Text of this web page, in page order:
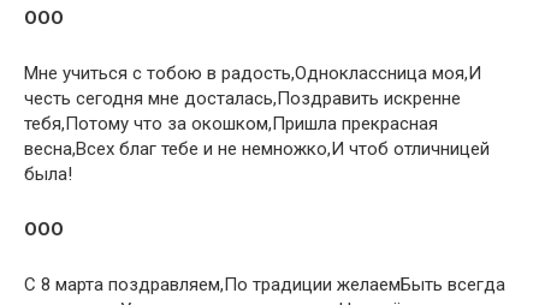
OOO
Мне учиться с тобою в радость,Одноклассница моя,И
честь сегодня мне досталась,Поздравить искренне
тебя,Потому что за окошком,Пришла прекрасная
весна,Всех благ тебе и не немножко,И чтоб отличницей
была!
OOO
С 8 марта поздравляем,По традиции желаемБыть всегда